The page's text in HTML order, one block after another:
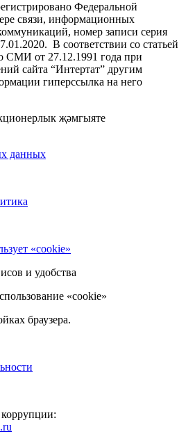
Федеральной
связи, информационных
номер записи серия
В соответствии со статьей
СМИ от 27.12.1991 года при
сайта “Интертат” другим
гиперссылка на него
җәмгыяте
данных
«cookie»
и удобства
«cookie»
браузера.